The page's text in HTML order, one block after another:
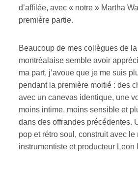
d’affilée, avec « notre » Martha
première partie.
Beaucoup de mes collègues de
montréalaise semble avoir
ma part, j’avoue que je me suis
pendant la première moitié : des
avec un canevas identique, une
moins intime, moins sensible et
dans des offrandes précédentes.
pop et rétro soul, construit avec le
instrumentiste et producteur Leon